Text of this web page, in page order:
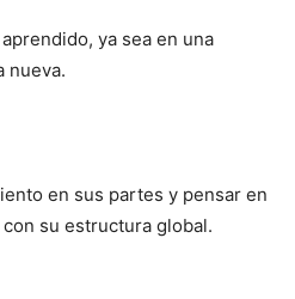
ya sea en una
nueva.
en sus partes y pensar en
su estructura global.